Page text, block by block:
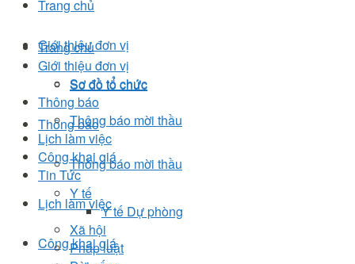
Trang chủ
Giới thiệu đơn vị
Sơ đồ tổ chức
Thông báo
Thông báo mời thầu
Lịch làm việc
Công khai giá
Trang chủ
Giới thiệu đơn vị
Sơ đồ tổ chức
Thông báo
Thông báo mời thầu
Lịch làm việc
Công khai giá
Tin Tức
Y tế
Y tế Dự phòng
Xã hội
Pháp luật